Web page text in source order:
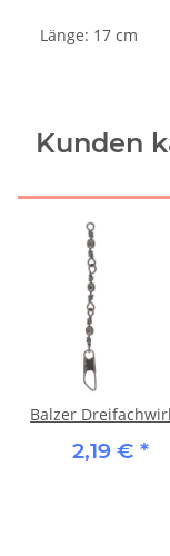
Länge: 17 cm
Kunden
Balzer
2,19 € *